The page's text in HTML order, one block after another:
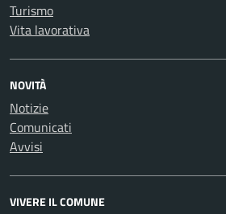
Turismo
Vita lavorativa
NOVITÀ
Notizie
Comunicati
Avvisi
VIVERE IL COMUNE